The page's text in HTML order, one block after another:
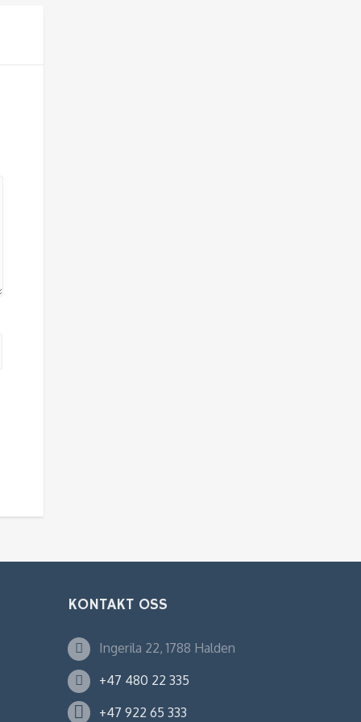
KONTAKT OSS
Ingerila 22, 1788 Halden
+47 480 22 335
+47 922 65 333